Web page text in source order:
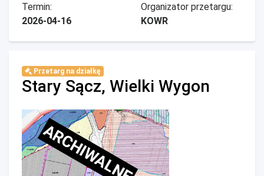
Termin:
2026-04-16
Organizator przetargu:
KOWR
Przetarg na działkę
Stary Sącz, Wielki Wygon
ARCHIWALNE